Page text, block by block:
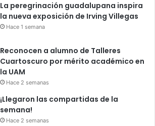
La peregrinación guadalupana inspira
la nueva exposición de Irving Villegas
Hace 1 semana
Reconocen a alumno de Talleres
Cuartoscuro por mérito académico en
la UAM
Hace 2 semanas
¡Llegaron las compartidas de la
semana!
Hace 2 semanas